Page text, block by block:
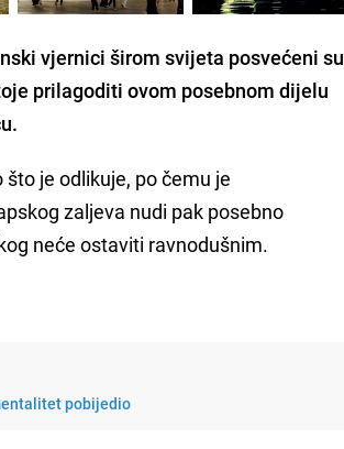
vjernici širom svijeta posvećeni su
prilagoditi ovom posebnom dijelu
je odlikuje, po čemu je
zaljeva nudi pak posebno
neće ostaviti ravnodušnim.
pobijedio